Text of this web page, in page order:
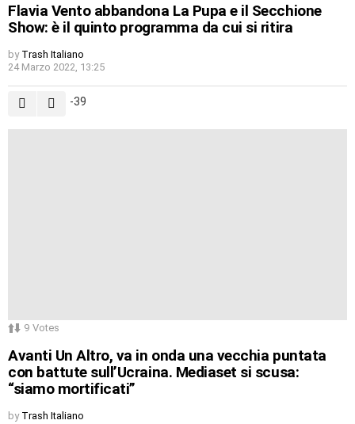
Flavia Vento abbandona La Pupa e il Secchione
Show: è il quinto programma da cui si ritira
by Trash Italiano
24 Marzo 2022, 13:25
-39
9 Votes
Avanti Un Altro, va in onda una vecchia puntata
con battute sull’Ucraina. Mediaset si scusa:
“siamo mortificati”
by Trash Italiano